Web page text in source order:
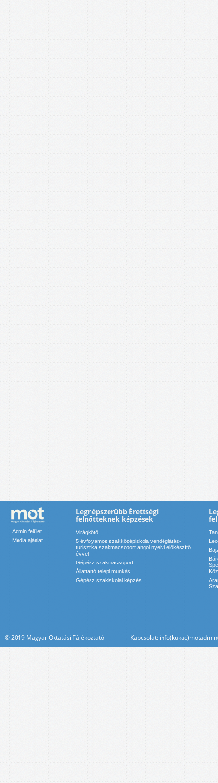
Admin felület
Média ajánlat
Legnépszerűbb Érettségi
felnőtteknek képzések
Virágkötő
5 évfolyamos szakközépiskola vendéglátás-
turisztika szakmacsoport angol nyelvi előkészítő
évvel
Gépész szakmacsoport
Állattartó telepi munkás
Gépész szakiskolai képzés
© 2019 Magyar Oktatási Tájékoztató Kapcsolat: